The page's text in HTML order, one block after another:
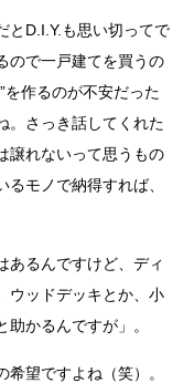
とD.I.Y.も思い切ってで
ので一戸建てを買うの
を作るのが不安だった
。さっき話してくれた
譲れないって思うもの
モノで納得すれば、
あるんですけど、ディ
ウッドデッキとか、小
かるんですが」。
希望ですよね（笑）。